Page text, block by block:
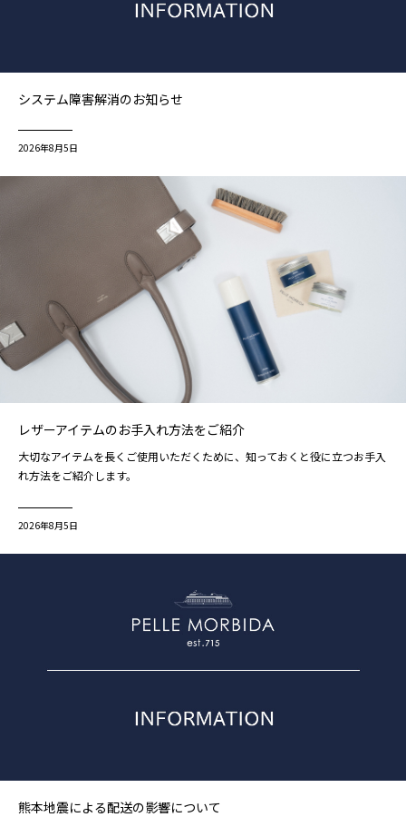
システム障害解消のお知らせ
2026年8月5日
レザーアイテムのお手入れ方法をご紹介
大切なアイテムを長くご使用いただくために、知っておくと役に立つお手入
れ方法をご紹介します。
2026年8月5日
熊本地震による配送の影響について